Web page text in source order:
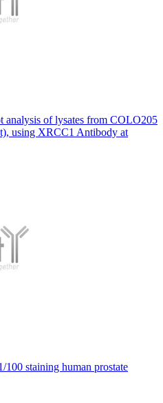
of lysates from COLO205
using XRCC1 Antibody at
staining human prostate